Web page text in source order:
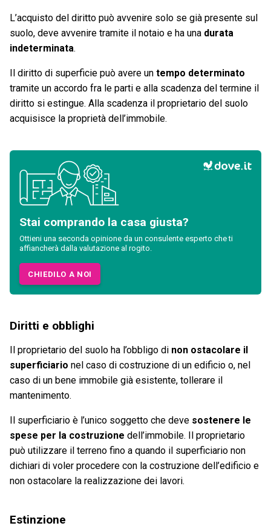
L’acquisto del diritto può avvenire solo se già presente sul
suolo, deve avvenire tramite il notaio e ha una durata
indeterminata.
Il diritto di superficie può avere un tempo determinato
tramite un accordo fra le parti e alla scadenza del termine il
diritto si estingue. Alla scadenza il proprietario del suolo
acquisisce la proprietà dell’immobile.
Stai comprando la casa giusta?
Ottieni una seconda opinione da un consulente esperto che ti
affiancherà dalla valutazione al rogito.
CHIEDILO A NOI
Diritti e obblighi
Il proprietario del suolo ha l’obbligo di non ostacolare il
superficiario nel caso di costruzione di un edificio o, nel
caso di un bene immobile già esistente, tollerare il
mantenimento.
Il superficiario è l’unico soggetto che deve sostenere le
spese per la costruzione dell’immobile. Il proprietario
può utilizzare il terreno fino a quando il superficiario non
dichiari di voler procedere con la costruzione dell’edificio e
non ostacolare la realizzazione dei lavori.
Estinzione